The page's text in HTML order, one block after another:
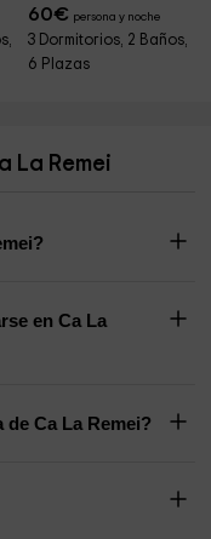
60€ persona y noche
3 Dormitorios, 2 Baños,
6 Plazas
La Remei
en Ca La
Cuál es el horario de entrada y salida de Ca La Remei?